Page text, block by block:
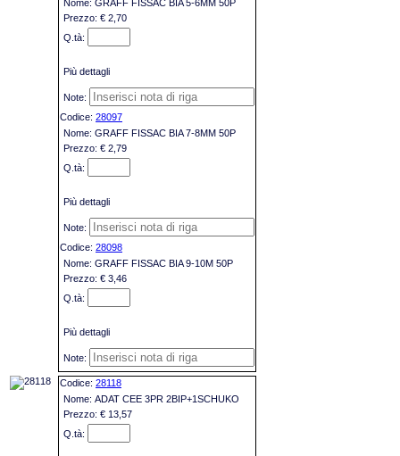
GRAFF FISSAC BIA 5-6MM 50P
€ 2,70
Più dettagli
28097
GRAFF FISSAC BIA 7-8MM 50P
€ 2,79
Più dettagli
28098
GRAFF FISSAC BIA 9-10M 50P
€ 3,46
Più dettagli
28118
ADAT CEE 3PR 2BIP+1SCHUKO
€ 13,57